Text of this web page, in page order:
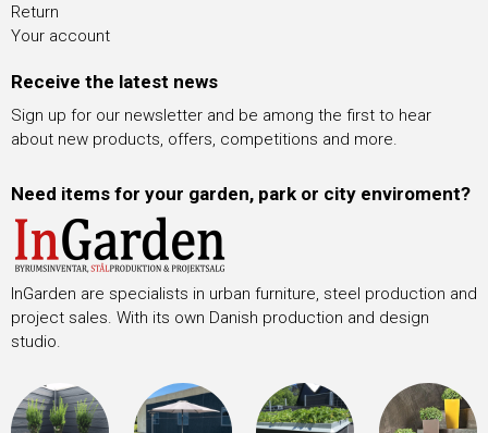
Return
Your account
Receive the latest news
Sign up for our newsletter and be among the first to hear
about new products, offers, competitions and more.
Need items for your garden, park or city enviroment?
InGarden are specialists in urban furniture, steel production and
project sales. With its own Danish production and design
studio.